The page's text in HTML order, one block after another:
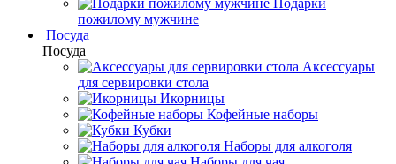
Подарки
пожилому мужчине
Посуда
Посуда
Аксессуары
для сервировки стола
Икорницы
Кофейные наборы
Кубки
Наборы для алкоголя